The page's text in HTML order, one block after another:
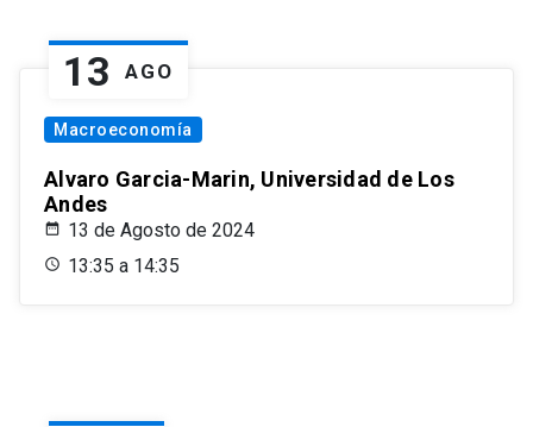
13 AGO
Macroeconomía
Alvaro Garcia-Marin, Universidad de Los
Andes
13 de Agosto de 2024
13:35 a 14:35